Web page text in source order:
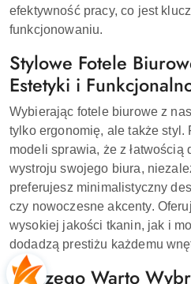
efektywność pracy, co jest
funkcjonowaniu.
Stylowe Fotele
Estetyki i
Wybierając fotele biurowe z
tylko ergonomię, ale także styl.
modeli sprawia, że z łatwością
wystroju swojego biura,
preferujesz minimalistyczny
czy nowoczesne akcenty.
wysokiej jakości tkanin, jak i
dodadzą prestiżu każdemu
Dlaczego Warto